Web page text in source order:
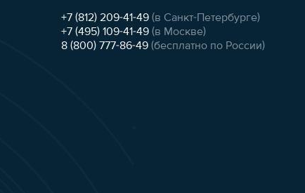
+7 (812) 209-41-49 (в Санкт-Петербурге)
+7 (495) 109-41-49 (в Москве)
8 (800) 777-86-49 (бесплатно по России)